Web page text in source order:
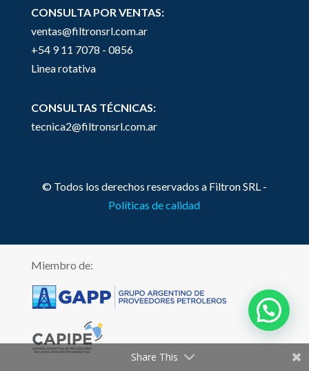
CONSULTA POR VENTAS:
ventas@filtronsrl.com.ar
+54 9 11 7078 - 0856
Linea rotativa
CONSULTAS TÉCNICAS:
tecnica2@filtronsrl.com.ar
© Todos los derechos reservados a Filtron SRL -
Políticas de calidad
Miembro de:
Share This